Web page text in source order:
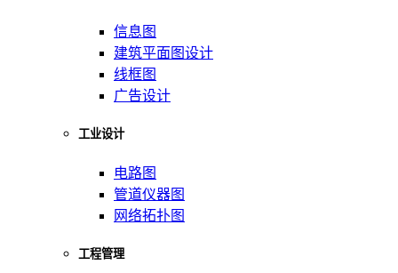
信息图
建筑平面图设计
线框图
广告设计
工业设计
电路图
管道仪器图
网络拓扑图
工程管理